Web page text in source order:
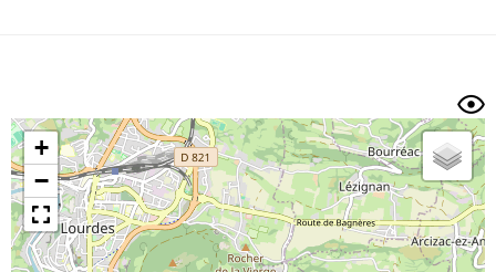
Trier par
Horodatage Photos
+
−